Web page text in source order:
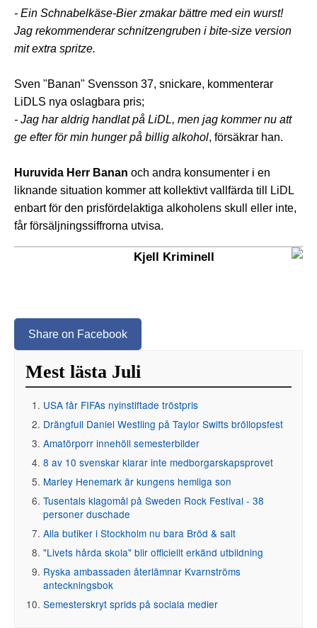
- Ein Schnabelkäse-Bier zmakar bättre med ein wurst!
Jag rekommenderar schnitzengruben i bite-size version
mit extra spritze.
Sven "Banan" Svensson 37, snickare, kommenterar
LiDLS nya oslagbara pris;
- Jag har aldrig handlat på LiDL, men jag kommer nu att
ge efter för min hunger på billig alkohol, försäkrar han.
Huruvida Herr Banan och andra konsumenter i en
liknande situation kommer att kollektivt vallfärda till LiDL
enbart för den prisfördelaktiga alkoholens skull eller inte,
får försäljningssiffrorna utvisa.
Kjell Kriminell
Share on Facebook
Mest lästa Juli
USA får FIFAs nyinstiftade tröstpris
Drängfull Daniel Westling på Taylor Swifts bröllopsfest
Amatörporr innehöll semesterbilder
8 av 10 svenskar klarar inte medborgarskapsprovet
Marley Henemark är kungens hemliga son
Tusentals klagomål på Sweden Rock Festival - 38
personer duschade
Alla butiker i Stockholm nu bara Bröd & salt
"Livets hårda skola" blir officiellt erkänd utbildning
Ryska ambassaden återlämnar Kvarnströms
anteckningsbok
Semesterskryt sprids på sociala medier